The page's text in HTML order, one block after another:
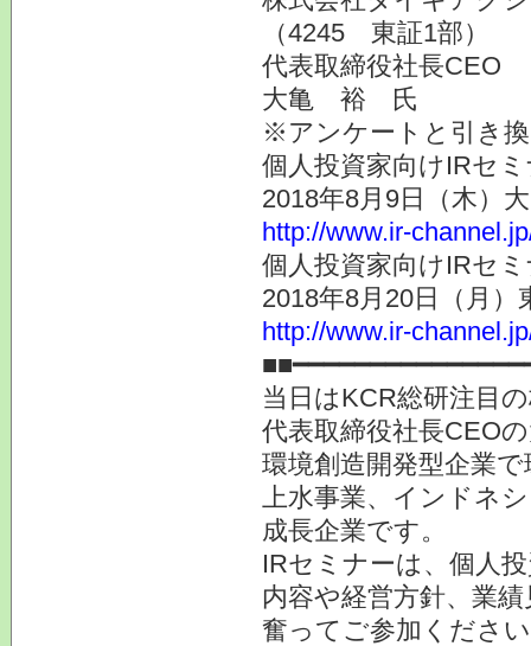
（4245 東証1部）
代表取締役社長CEO
大亀 裕 氏
※アンケートと引き
個人投資家向けIRセ
2018年8月9日（木
http://www.ir-
個人投資家向けIRセ
2018年8月20日（月
http://www.ir-
当日はKCR総研注目
代表取締役社長CEO
環境創造開発型企業
上水事業、インドネ
成長企業です。
IRセミナーは、個人
内容や経営方針、業
奮ってご参加くださ